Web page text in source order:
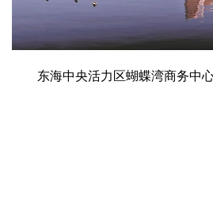
东海中央活力区蝴蝶湾商务中